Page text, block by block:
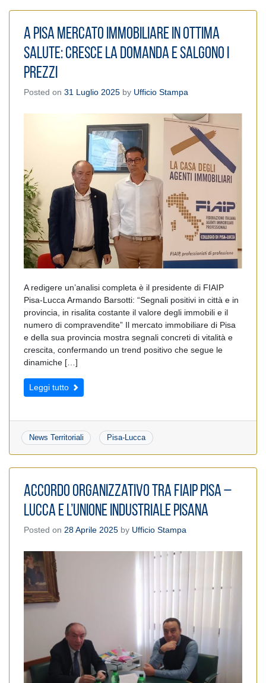
A Pisa mercato immobiliare in ottima
salute: cresce la domanda e salgono i
prezzi
Posted on 31 Luglio 2025 by Ufficio Stampa
A redigere un’analisi completa è il presidente di FIAIP
Pisa-Lucca Armando Barsotti: “Segnali positivi in città e in
provincia, in risalita costante il valore degli immobili e il
numero di compravendite” Il mercato immobiliare di Pisa
e della sua provincia mostra segnali concreti di vitalità e
crescita, confermando un trend positivo che segue le
dinamiche […]
Leggi tutto
News Territoriali Pisa-Lucca
Accordo organizzativo tra Fiaip Pisa –
Lucca e l’Unione Industriale Pisana
Posted on 28 Aprile 2025 by Ufficio Stampa